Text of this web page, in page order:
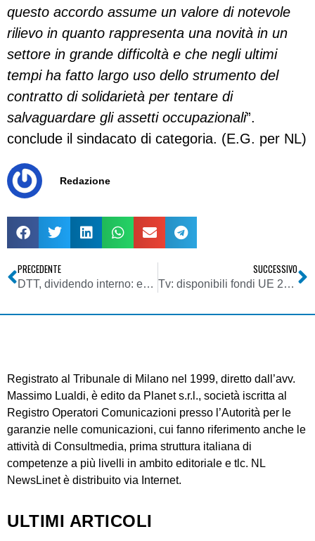
questo accordo assume un valore di notevole
rilievo in quanto rappresenta una novità in un
settore in grande difficoltà e che negli ultimi
tempi ha fatto largo uso dello strumento del
contratto di solidarietà per tentare di
salvaguardare gli assetti occupazionali”.
conclude il sindacato di categoria. (E.G. per NL)
Redazione
PRECEDENTE
DTT, dividendo interno: ecco perché l’asta potrebbe andare deserta (almeno in prima convocazione)
SUCCESSIVO
Tv: disponibili fondi UE 2014 per produttori indipendenti
Registrato al Tribunale di Milano nel 1999, diretto dall’avv.
Massimo Lualdi, è edito da Planet s.r.l., società iscritta al
Registro Operatori Comunicazioni presso l’Autorità per le
garanzie nelle comunicazioni, cui fanno riferimento anche le
attività di Consultmedia, prima struttura italiana di
competenze a più livelli in ambito editoriale e tlc. NL
NewsLinet è distribuito via Internet.
ULTIMI ARTICOLI